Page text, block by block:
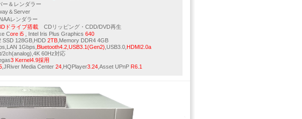
＆レンダラー
＆Server
レンダラー
ドライブ搭載 CDリッピング・CDD/DVD再生
Core i5 , Intel Iris Plus Graphics 640
SSD 128GB,HDD 2TB ,Memory DDR4 4GB
1Gbps, Bluetooth4.2,USB3.1(Gen2) ,USB3.0, HDMI2.0a
2ch(analog),4K 60Hz対応
3 Kernel4.9採用
,JRiver Media Center 24 ,HQPlayer3.24 ,Asset UPnP R6.1